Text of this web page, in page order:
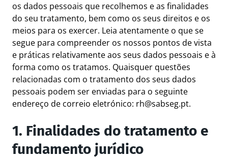
os dados pessoais que recolhemos e as finalidades
do seu tratamento, bem como os seus direitos e os
meios para os exercer. Leia atentamente o que se
segue para compreender os nossos pontos de vista
e práticas relativamente aos seus dados pessoais e à
forma como os tratamos. Quaisquer questões
relacionadas com o tratamento dos seus dados
pessoais podem ser enviadas para o seguinte
endereço de correio eletrónico: rh@sabseg.pt.
1. Finalidades do tratamento e
fundamento jurídico